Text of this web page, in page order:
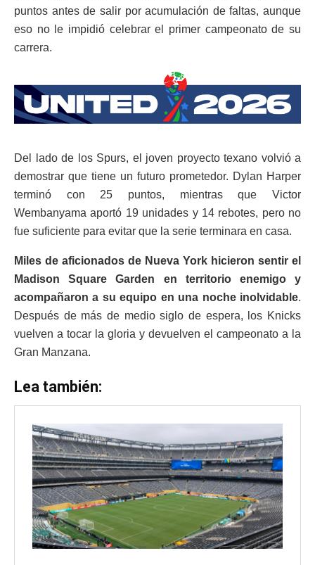
puntos antes de salir por acumulación de faltas, aunque
eso no le impidió celebrar el primer campeonato de su
carrera.
Del lado de los Spurs, el joven proyecto texano volvió a
demostrar que tiene un futuro prometedor. Dylan Harper
terminó con 25 puntos, mientras que Victor
Wembanyama aportó 19 unidades y 14 rebotes, pero no
fue suficiente para evitar que la serie terminara en casa.
Miles de aficionados de Nueva York hicieron sentir el
Madison Square Garden en territorio enemigo y
acompañaron a su equipo en una noche inolvidable.
Después de más de medio siglo de espera, los Knicks
vuelven a tocar la gloria y devuelven el campeonato a la
Gran Manzana.
Lea también: